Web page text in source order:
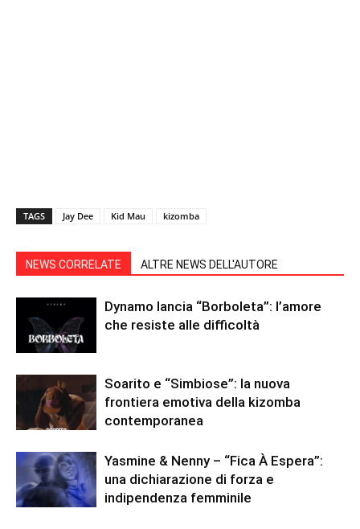
TAGS Jay Dee Kid Mau kizomba
NEWS CORRELATE ALTRE NEWS DELL'AUTORE
Dynamo lancia “Borboleta”: l’amore
che resiste alle difficoltà
Soarito e “Simbiose”: la nuova
frontiera emotiva della kizomba
contemporanea
Yasmine & Nenny – “Fica À Espera”:
una dichiarazione di forza e
indipendenza femminile